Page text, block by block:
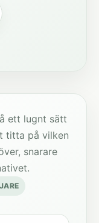
ett lugnt sätt
titta på vilken
snarare